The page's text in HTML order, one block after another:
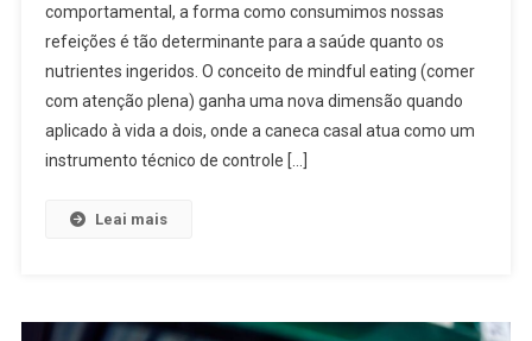
comportamental, a forma como consumimos nossas
refeições é tão determinante para a saúde quanto os
nutrientes ingeridos. O conceito de mindful eating (comer
com atenção plena) ganha uma nova dimensão quando
aplicado à vida a dois, onde a caneca casal atua como um
instrumento técnico de controle […]
Leai mais